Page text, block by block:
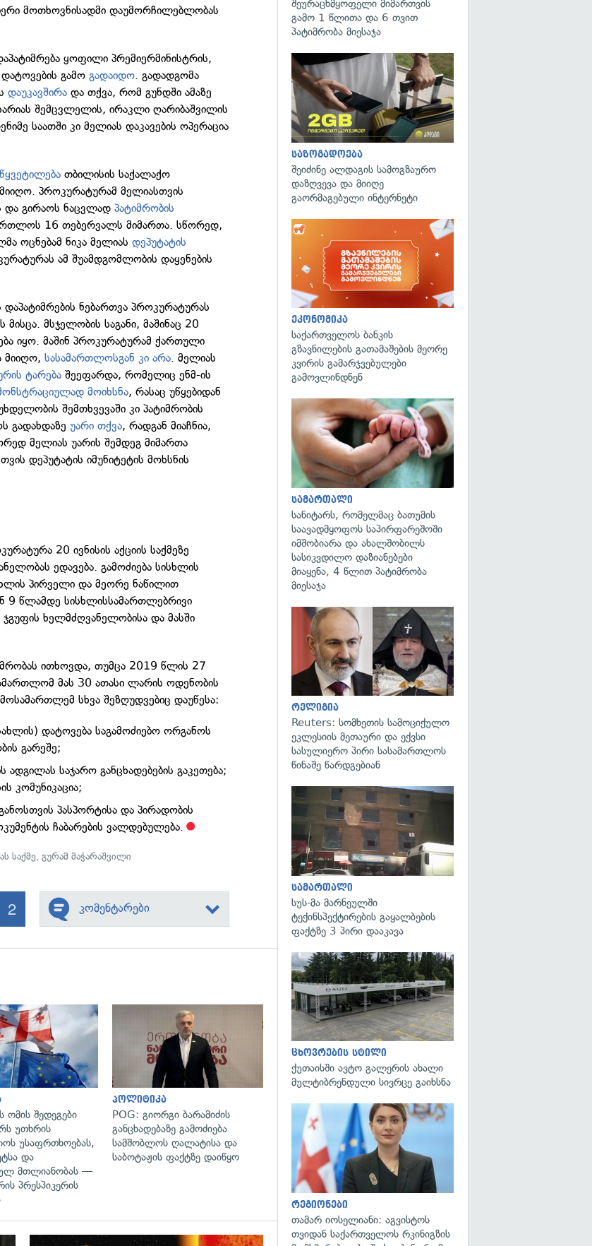
მოთხოვნისადმი დაუმორჩილებლობას
ყოფილი პრემიერმინისტრის,
დატოვების გამოგადაიდო. გადადგომა
დაუკავშირა და თქვა, რომ გუნდში ამაზე
შემცვლელის, ირაკლი ღარიბაშვილის
საათში კი მელიას დაკავების ოპერაცია
თბილისის საქალაქო
პროკურატურამ მელიასთვის
და გირაოს ნაცვლადპატიმრობის
16 თებერვალს მიმართა. სწორედ,
ოცნებამ ნიკა მელიასდეპუტატის
ამ შუამდგომლობის დაყენების
ნებართვა პროკურატურას
მსჯელობის საგანი, მაშინაც 20
იყო. მაშინ პროკურატურამ ქართული
მიიღო,სასამართლოსგან კი არა. მელიას
ტარება შეეფარდა, რომელიც ენმ-ის
მოიხსნა, რასაც უწყებიდან
შემთხვევაში კი პატიმრობის
გადახდაზეუარი თქვა, რადგან მიაჩნია,
მელიას უარის შემდეგ მიმართა
დეპუტატის იმუნიტეტის მოხსნის
20 ივნისის აქციის საქმეზე
ედავება. გამოძიება სისხლის
პირველი და მეორე ნაწილით
9 წლამდე სისხლისსამართლებრივი
ხელმძღვანელობისა და მასში
ითხოვდა, თუმცა 2019 წლის 27
მას 30 ათასი ლარის ოდენობის
სხვა შეზღუდვებიც დაუწესა:
დატოვება საგამოძიებო ორგანოს
გარეშე;
ადგილას საჯარო განცხადებების გაკეთება;
კომუნიკაცია;
პასპორტისა და პირადობის
ჩაბარების ვალდებულება.
საქმე,გურამ მაჭარაშვილი
2 კომენტარები
შედეგები
უთხრის
უსაფრთხოებას,
და
მთლიანობას —
პრესპიკერის
გადახედვა
პოლიტიკა
POG: გიორგი ბარამიძის
განცხადებაზე გამოძიება
სამშობლოს ღალატისა და
საბოტაჟის ფაქტზე დაიწყო
შეურაცხმყოფელი მიმართვის
გამო 1 წლითა და 6 თვით
პატიმრობა მიესაჯა
საზოგადოება
შეიძინე ალდაგის სამოგზაურო
დაზღვევა და მიიღე
გაორმაგებული ინტერნეტი
ეკონომიკა
საქართველოს ბანკის
გზავნილების გათამაშების მეორე
კვირის გამარჯვებულები
გამოვლინდნენ
სამართალი
სანიტარს, რომელმაც ბათუმის
საავადმყოფოს საპირფარეშოში
იმშობიარა და ახალშობილს
სასიკვდილო დაზიანებები
მიაყენა, 4 წლით პატიმრობა
მიესაჯა
რელიგია
Reuters: სომხეთის სამოციქულო
ეკლესიის მეთაური და ექვსი
სასულიერო პირი სასამართლოს
წინაშე წარდგებიან
სამართალი
სუს-მა მარნეულში
ტექინსპექტირების გაყალბების
ფაქტზე 3 პირი დააკავა
ცხოვრების სტილი
ქუთაისში ავტო გალერის ახალი
მულტიბრენდული სივრცე გაიხსნა
რეგიონები
თამარ იოსელიანი: აგვისტოს
თვიდან საქართველოს რკინიგზის